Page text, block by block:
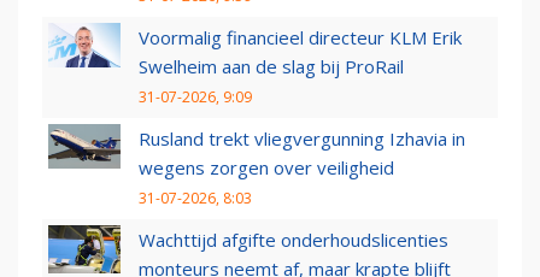
Voormalig financieel directeur KLM Erik
Swelheim aan de slag bij ProRail
31-07-2026, 9:09
Rusland trekt vliegvergunning Izhavia in
wegens zorgen over veiligheid
31-07-2026, 8:03
Wachttijd afgifte onderhoudslicenties
monteurs neemt af, maar krapte blijft